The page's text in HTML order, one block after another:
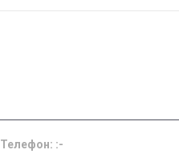
Телефон: